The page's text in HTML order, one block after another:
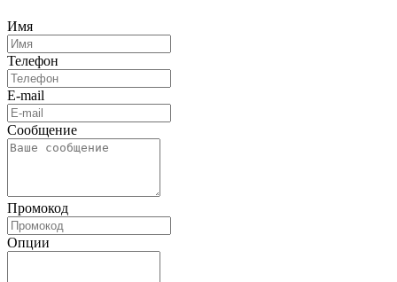
Имя
Телефон
E-mail
Сообщение
Промокод
Опции